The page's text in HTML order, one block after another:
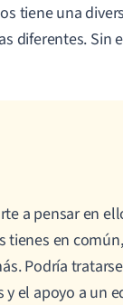
tiene una
diferentes. Sin
a pensar en
en
Podría
el apoyo a un